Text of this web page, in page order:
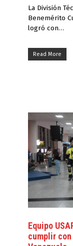
La División
Benemérito
logró con…
Read More
Equipo
cumplir